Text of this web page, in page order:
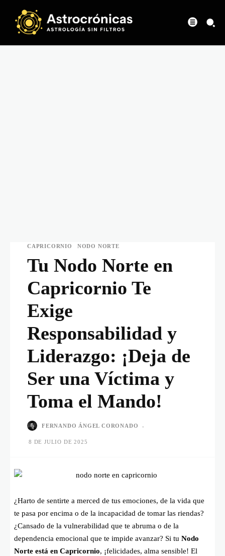
CAPRICORNIO NODO NORTE
Tu Nodo Norte en
Capricornio Te
Exige
Responsabilidad y
Liderazgo: ¡Deja de
Ser una Víctima y
Toma el Mando!
FERNANDO ÁNGEL CORONADO -
8 DE JULIO DE 2025
¿Harto de sentirte a merced de tus emociones, de la vida que
te pasa por encima o de la incapacidad de tomar las riendas?
¿Cansado de la vulnerabilidad que te abruma o de la
dependencia emocional que te impide avanzar? Si tu Nodo
Norte está en Capricornio, ¡felicidades, alma sensible! El